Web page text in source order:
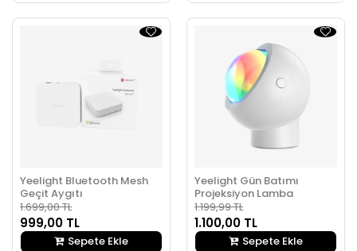
Yeelight Bluetooth Mesh
Geçit Aygıtı
1.699,00 TL
999,00 TL
Sepete Ekle
Yeelight Gün Batımı
Projeksiyon Lamba
1.199,99 TL
1.100,00 TL
Sepete Ekle